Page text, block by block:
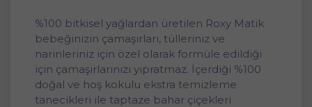
%100 bitkisel yağlardan üretilen Roxy Matik
bebeğinizin çamaşırları, tülleriniz ve
narinleriniz için özel olarak formüle edildiği
için çamaşırlarınızı yıpratmaz. İçerdiği %100
doğal ve hoş kokulu ekstra temizleme
tanecikleri ile taptaze bahar çiçekleri